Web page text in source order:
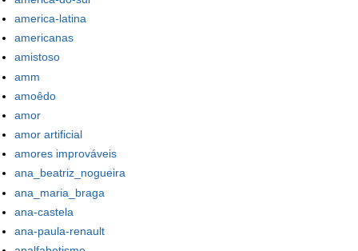
america-latina
americanas
amistoso
amm
amoêdo
amor
amor artificial
amores improváveis
ana_beatriz_nogueira
ana_maria_braga
ana-castela
ana-paula-renault